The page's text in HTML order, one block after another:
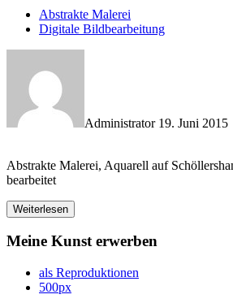
Abstrakte Malerei
Digitale Bildbearbeitung
Administrator 19. Juni 2015
Abstrakte Malerei, Aquarell auf
bearbeitet
Weiterlesen
Meine Kunst erwerben
als Reproduktionen
500px